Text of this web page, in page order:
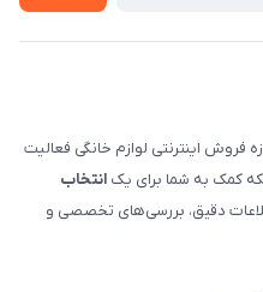
فروش اینترنتی لوازم خانگی فعالیت
کمک به شما برای یک انتخاب
دقیق، بررسی‌های تخصصی و